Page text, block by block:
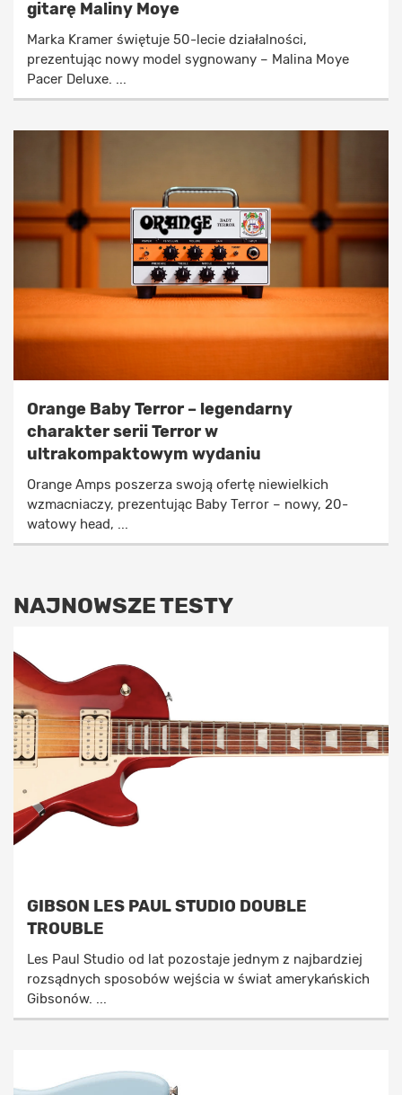
gitarę Maliny Moye
Marka Kramer świętuje 50-lecie działalności,
prezentując nowy model sygnowany – Malina Moye
Pacer Deluxe. ...
Orange Baby Terror – legendarny
charakter serii Terror w
ultrakompaktowym wydaniu
Orange Amps poszerza swoją ofertę niewielkich
wzmacniaczy, prezentując Baby Terror – nowy, 20-
watowy head, ...
NAJNOWSZE TESTY
GIBSON LES PAUL STUDIO DOUBLE
TROUBLE
Les Paul Studio od lat pozostaje jednym z najbardziej
rozsądnych sposobów wejścia w świat amerykańskich
Gibsonów. ...